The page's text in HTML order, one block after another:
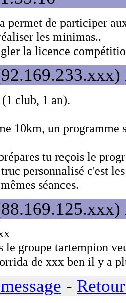
permet de participer
les minimas..
la licence
club, 1 an).
10km, un programme
tu reçois le
personnalisé c'est
séances.
le groupe tartempion
de xxx ben il y a
-